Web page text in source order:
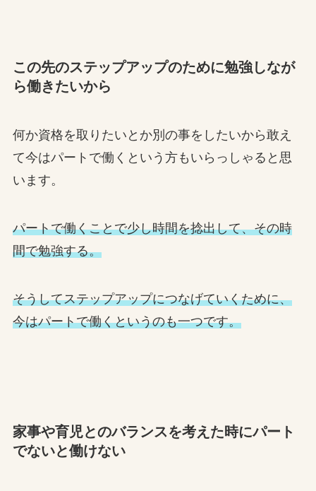
この先のステップアップのために勉強しなが
ら働きたいから
何か資格を取りたいとか別の事をしたいから敢え
て今はパートで働くという方もいらっしゃると思
います。
パートで働くことで少し時間を捻出して、その時
間で勉強する。
そうしてステップアップにつなげていくために、
今はパートで働くというのも一つです。
家事や育児とのバランスを考えた時にパート
でないと働けない